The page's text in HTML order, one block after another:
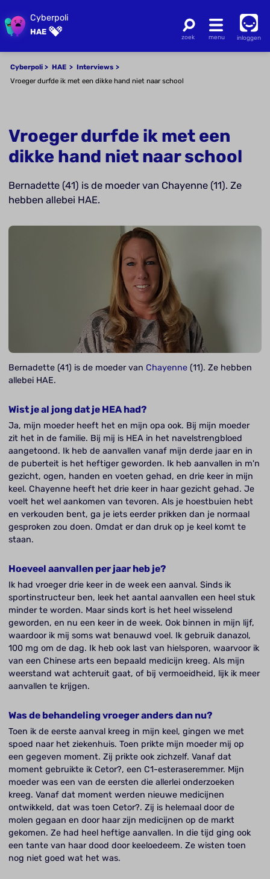
Cyberpoli
HAE
inloggen
Cyberpoli HAE
Interviews
Vroeger durfde ik met een dikke hand niet naar school
Vroeger durfde ik met een
dikke hand niet naar school
Bernadette (41) is de moeder van Chayenne (11). Ze
hebben allebei HAE.
Bernadette (41) is de moeder vanChayenne (11). Ze hebben
allebei HAE.
Wist je al jong dat je HEA had?
Ja, mijn moeder heeft het en mijn opa ook. Bij mijn moeder
zit het in de familie. Bij mij is HEA in het navelstrengbloed
aangetoond. Ik heb de aanvallen vanaf mijn derde jaar en in
de puberteit is het heftiger geworden. Ik heb aanvallen in m'n
gezicht, ogen, handen en voeten gehad, en drie keer in mijn
keel. Chayenne heeft het drie keer in haar gezicht gehad. Je
voelt het wel aankomen van tevoren. Als je hoestbuien hebt
en verkouden bent, ga je iets eerder prikken dan je normaal
gesproken zou doen. Omdat er dan druk op je keel komt te
staan.
Hoeveel aanvallen per jaar heb je?
Ik had vroeger drie keer in de week een aanval. Sinds ik
sportinstructeur ben, leek het aantal aanvallen een heel stuk
minder te worden. Maar sinds kort is het heel wisselend
geworden, en nu een keer in de week. Ook binnen in mijn lijf,
waardoor ik mij soms wat benauwd voel. Ik gebruik danazol,
100 mg om de dag. Ik heb ook last van hielsporen, waarvoor ik
van een Chinese arts een bepaald medicijn kreeg. Als mijn
weerstand wat achteruit gaat, of bij vermoeidheid, lijk ik meer
aanvallen te krijgen.
Was de behandeling vroeger anders dan nu?
Toen ik de eerste aanval kreeg in mijn keel, gingen we met
spoed naar het ziekenhuis. Toen prikte mijn moeder mij op
een gegeven moment. Zij prikte ook zichzelf. Vanaf dat
moment gebruikte ik Cetor?, een C1-esteraseremmer. Mijn
moeder was een van de eersten die allerlei onderzoeken
kreeg. Vanaf dat moment werden nieuwe medicijnen
ontwikkeld, dat was toen Cetor?. Zij is helemaal door de
molen gegaan en door haar zijn medicijnen op de markt
gekomen. Ze had heel heftige aanvallen. In die tijd ging ook
een tante van haar dood door keeloedeem. Ze wisten toen
nog niet goed wat het was.